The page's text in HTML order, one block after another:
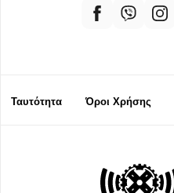
Ταυτότητα Όροι Χρήσης